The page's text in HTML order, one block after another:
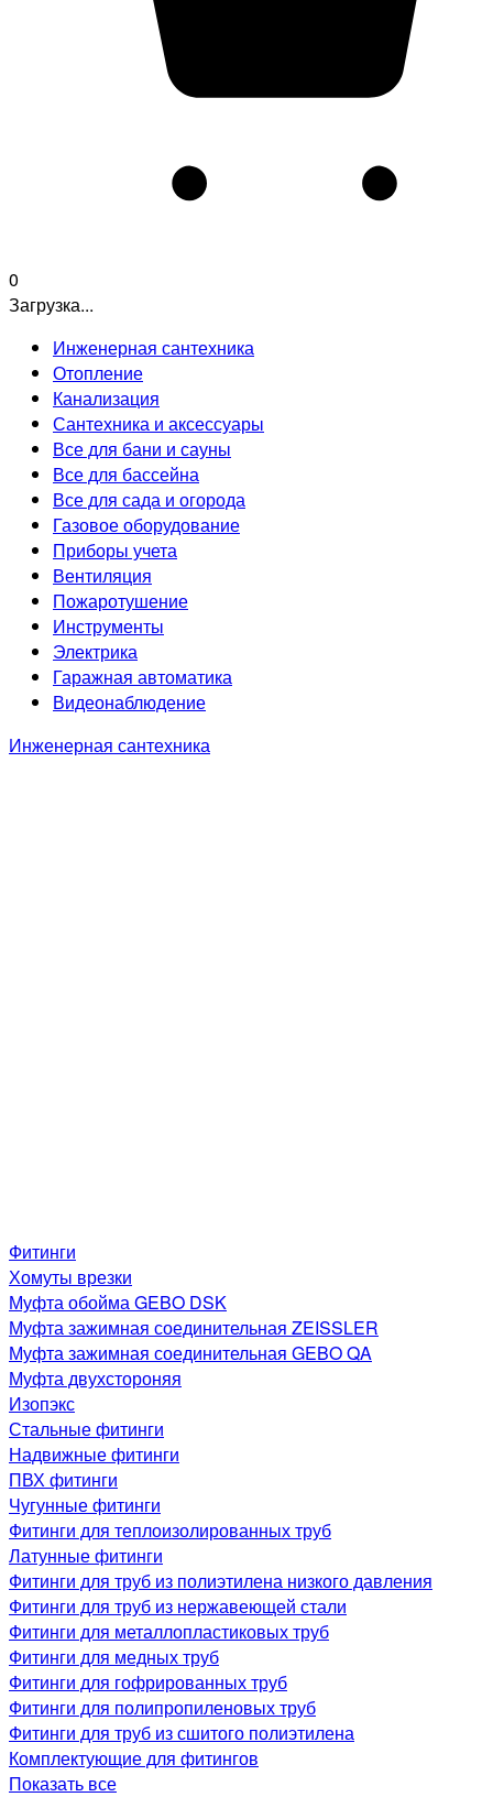
0
Загрузка...
Инженерная сантехника
Отопление
Канализация
Сантехника и аксессуары
Все для бани и сауны
Все для бассейна
Все для сада и огорода
Газовое оборудование
Приборы учета
Вентиляция
Пожаротушение
Инструменты
Электрика
Гаражная автоматика
Видеонаблюдение
Инженерная сантехника
Фитинги
Хомуты врезки
Муфта обойма GEBO DSK
Муфта зажимная соединительная ZEISSLER
Муфта зажимная соединительная GEBO QA
Муфта двухстороняя
Изопэкс
Стальные фитинги
Надвижные фитинги
ПВХ фитинги
Чугунные фитинги
Фитинги для теплоизолированных труб
Латунные фитинги
Фитинги для труб из полиэтилена низкого давления
Фитинги для труб из нержавеющей стали
Фитинги для металлопластиковых труб
Фитинги для медных труб
Фитинги для гофрированных труб
Фитинги для полипропиленовых труб
Фитинги для труб из сшитого полиэтилена
Комплектующие для фитингов
Показать все